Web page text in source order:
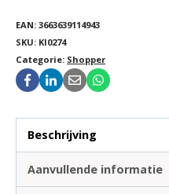
EAN: 3663639114943
SKU: KI0274
Categorie: Shopper
Beschrijving
Aanvullende informatie